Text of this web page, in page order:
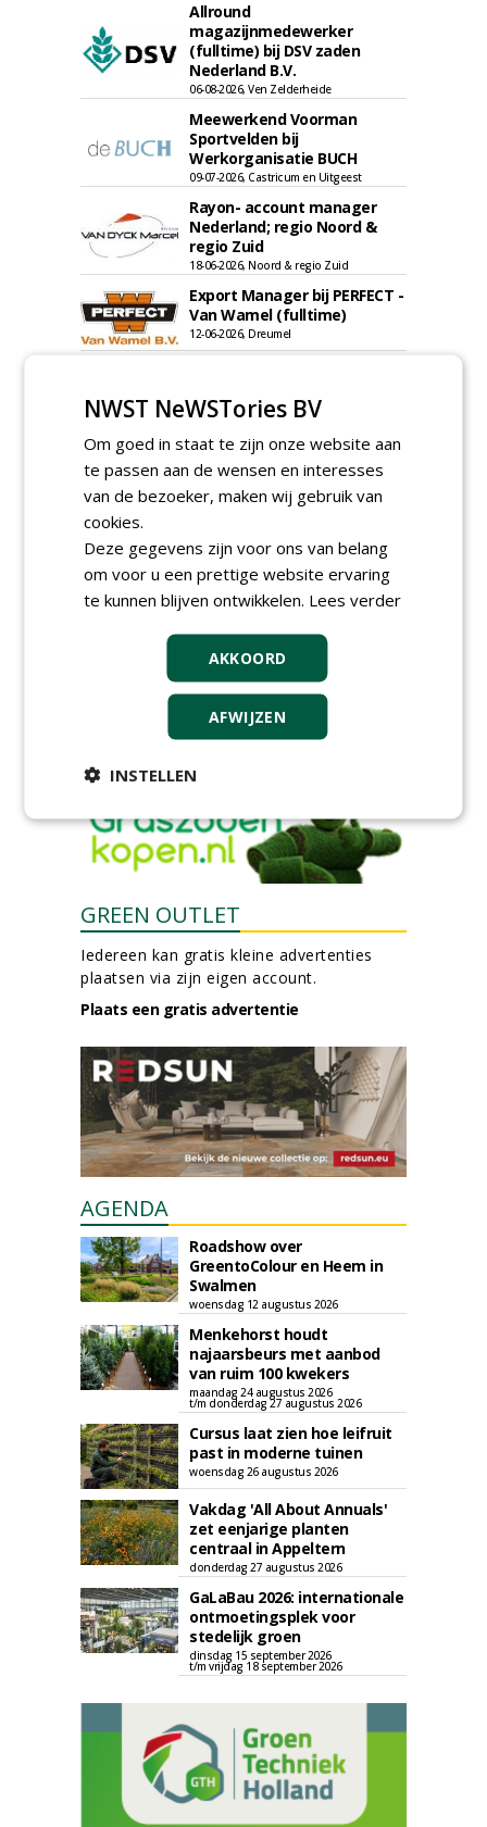
Allround
magazijnmedewerker
(fulltime) bij DSV zaden
Nederland B.V.
06-08-2026, Ven Zelderheide
Meewerkend Voorman
Sportvelden bij
Werkorganisatie BUCH
09-07-2026, Castricum en Uitgeest
Rayon- account manager
Nederland; regio Noord &
regio Zuid
18-06-2026, Noord & regio Zuid
Export Manager bij PERFECT -
Van Wamel (fulltime)
12-06-2026, Dreumel
landbouwmachines bij DSV
06-08-2026, Ven-Zelderheide
Kasmedewerker (fulltime) bij
DSV zaden Nederland B.V.
Groeiplaats specialist bij
Boomtotaalzorg32-40 uur
30-07-2026, Schalkwijk
Boominspecteur bij
Boomtotaalzorg24-40 uur
meer Groene Banen
GREEN OUTLET
Iedereen kan gratis kleine advertenties
plaatsen via zijn eigen account.
Plaats een gratis advertentie
AGENDA
Roadshow over
GreentoColour en Heem in
Swalmen
woensdag 12 augustus 2026
Menkehorst houdt
najaarsbeurs met aanbod
van ruim 100 kwekers
maandag 24 augustus 2026
t/m donderdag 27 augustus 2026
Cursus laat zien hoe leifruit
past in moderne tuinen
woensdag 26 augustus 2026
Vakdag 'All About Annuals'
zet eenjarige planten
centraal in Appeltern
donderdag 27 augustus 2026
GaLaBau 2026: internationale
ontmoetingsplek voor
stedelijk groen
dinsdag 15 september 2026
t/m vrijdag 18 september 2026
NWST NeWSTories BV
Om goed in staat te zijn onze website aan
te passen aan de wensen en interesses
van de bezoeker, maken wij gebruik van
cookies.
Deze gegevens zijn voor ons van belang
om voor u een prettige website ervaring
te kunnen blijven ontwikkelen. Lees verder
AKKOORD
AFWIJZEN
INSTELLEN